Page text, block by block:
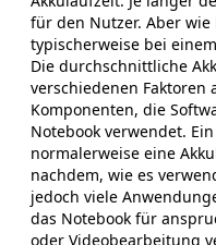
für den Nutzer. Aber
typischerweise bei
Die durchschnittliche
verschiedenen
Komponenten, die
Notebook verwendet.
normalerweise eine
nachdem, wie es
jedoch viele
das Notebook für
oder Videobearbeitung